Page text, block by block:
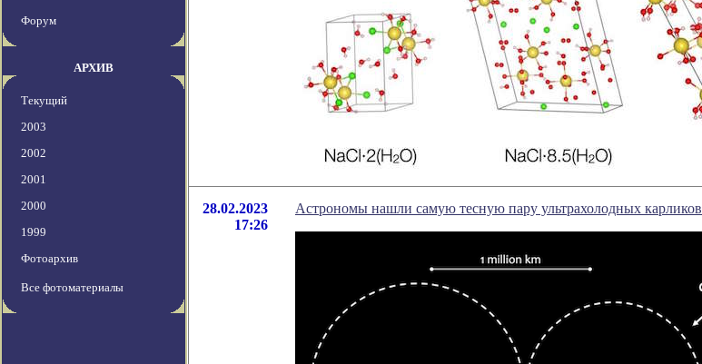
Форум
АРХИВ
Текущий
2003
2002
2001
2000
1999
Фотоархив
Все фотоматериалы
28.02.2023
17:26
Астрономы нашли самую тесную пару ультрахолодных карликов